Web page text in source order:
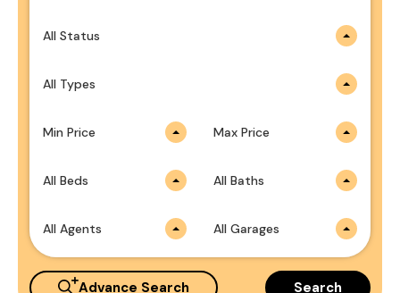
All Status
All Types
Min Price Max Price
All Beds All Baths
All Agents All Garages
Advance Search Search